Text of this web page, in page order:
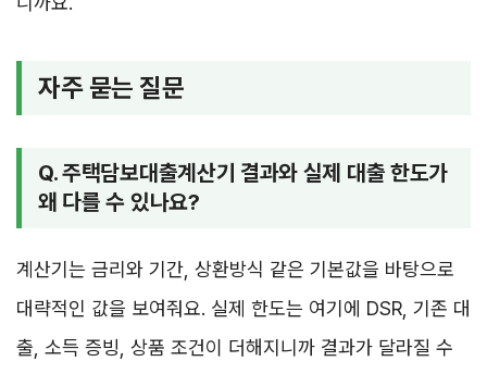
자주 묻는 질문
Q. 주택담보대출계산기 결과와 실제 대출 한도가
왜 다를 수 있나요?
계산기는 금리와 기간, 상환방식 같은 기본값을 바탕으로
대략적인 값을 보여줘요. 실제 한도는 여기에 DSR, 기존 대
출, 소득 증빙, 상품 조건이 더해지니까 결과가 달라질 수